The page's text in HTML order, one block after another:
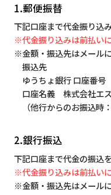
1.郵便振替
下記口座まで代金振り込
※代金振り込みは前払いに
※金額・振込先はメール
振込先
ゆうちょ銀行 口座番
口座名義 株式会社エ
（他行からのお振込
2.銀行振込
下記口座まで代金の振込
※代金振り込みは前払いに
※金額・振込先はメール